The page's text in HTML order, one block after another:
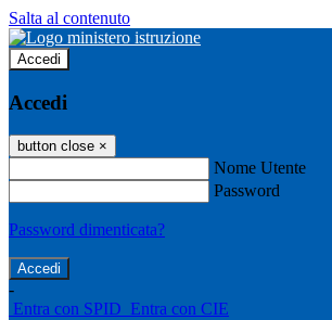
Salta al contenuto
Accedi
Accedi
button close ×
Nome Utente
Password
Password dimenticata?
-
Entra con SPID Entra con CIE